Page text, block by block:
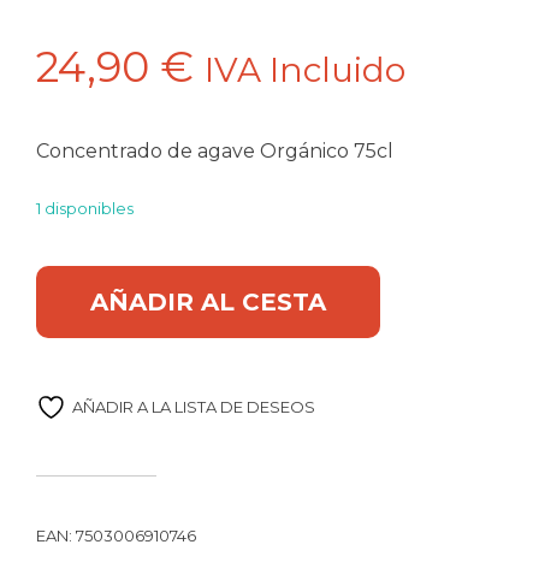
24,90 € IVA Incluido
Concentrado de agave Orgánico 75cl
1 disponibles
AÑADIR AL CESTA
AÑADIR A LA LISTA DE DESEOS
EAN: 7503006910746